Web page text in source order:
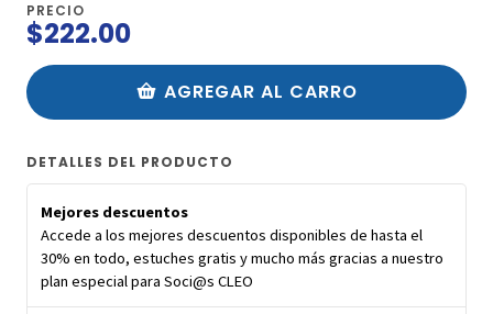
PRECIO
$222.00
AGREGAR AL CARRO
DETALLES DEL PRODUCTO
Mejores descuentos
Accede a los mejores descuentos disponibles de hasta el
30% en todo, estuches gratis y mucho más gracias a nuestro
plan especial para Soci@s CLEO